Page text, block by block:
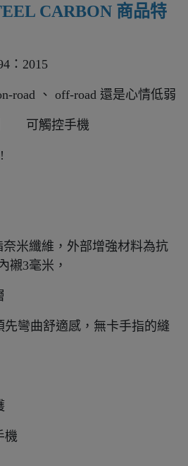
CARBON 商品特
：2015
road 、 off-road 還是心情低弱
可觸控手機
奈米纖維，外部增強材料為抗
襯3毫米，
先彎曲舒適感，無卡手指的縫
機